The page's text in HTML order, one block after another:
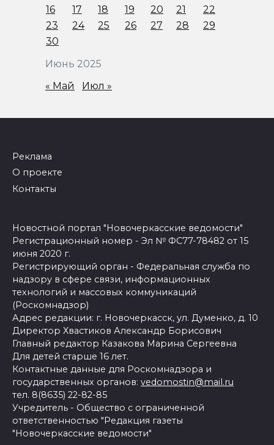
Июнь 2025
16
17 18 19 20 21
22
23
24 25 26 27 28
29
30
« Май Июл »
Реклама
О проекте
Контакты
Новостной портал "Новочеркасские ведомости"
Регистрационный номер - Эл № ФС77-78482 от 15
июня 2020 г.
Регистрирующий орган - Федеральная служба по
надзору в сфере связи, информационных
технологий и массовых коммуникаций
(Роскомнадзор)
Адрес редакции: г. Новочеркасск, ул. Думенко, д. 10
Директор Хвастиков Александр Борисович
Главный редактор Казакова Марина Сергеевна
Для детей старше 16 лет.
Контактные данные для Роскомнадзора и
государственных органов: vedomostin@mail.ru
тел. 8(8635) 22-82-85
Учредитель - Общество с ограниченной
ответственностью "Редакция газеты
"Новочеркасские ведомости"